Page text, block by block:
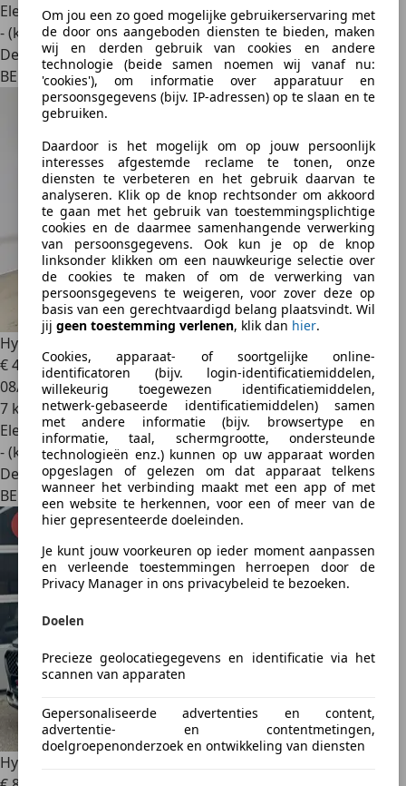
Om jou een zo goed mogelijke gebruikerservaring met
de door ons aangeboden diensten te bieden, maken
wij en derden gebruik van cookies en andere
technologie (beide samen noemen wij vanaf nu:
'cookies'), om informatie over apparatuur en
persoonsgegevens (bijv. IP-adressen) op te slaan en te
gebruiken.
Daardoor is het mogelijk om op jouw persoonlijk
interesses afgestemde reclame te tonen, onze
diensten te verbeteren en het gebruik daarvan te
analyseren. Klik op de knop rechtsonder om akkoord
te gaan met het gebruik van toestemmingsplichtige
cookies en de daarmee samenhangende verwerking
van persoonsgegevens. Ook kun je op de knop
linksonder klikken om een nauwkeurige selectie over
de cookies te maken of om de verwerking van
persoonsgegevens te weigeren, voor zover deze op
basis van een gerechtvaardigd belang plaatsvindt. Wil
jij geen toestemming verlenen, klik dan hier.
Cookies, apparaat- of soortgelijke online-
identificatoren (bijv. login-identificatiemiddelen,
willekeurig toegewezen identificatiemiddelen,
netwerk-gebaseerde identificatiemiddelen) samen
met andere informatie (bijv. browsertype en
informatie, taal, schermgrootte, ondersteunde
technologieën enz.) kunnen op uw apparaat worden
opgeslagen of gelezen om dat apparaat telkens
wanneer het verbinding maakt met een app of met
een website te herkennen, voor een of meer van de
hier gepresenteerde doeleinden.
Je kunt jouw voorkeuren op ieder moment aanpassen
en verleende toestemmingen herroepen door de
Privacy Manager in ons privacybeleid te bezoeken.
Doelen
Precieze geolocatiegegevens en identificatie via het
scannen van apparaten
Gepersonaliseerde advertenties en content,
advertentie- en contentmetingen,
doelgroepenonderzoek en ontwikkeling van diensten
Elektrisch
- (kWh/100 km)
Dealer
BE 4700
Hyundai KONA
€ 42.9901
08/2025
7 km
Elektrisch
- (kWh/100 km)
Dealer
BE 4700
Hyundai KONA